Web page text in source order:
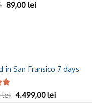
89,00 lei
in San Fransico 7 days
lei 4.499,00 lei